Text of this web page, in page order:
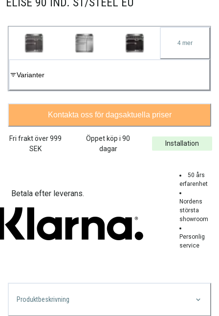
4 mer
Varianter
Kontakta oss för dagsaktuella priser
Fri frakt över999
SEK
Öppet köp i 90
dagar
Installation
Betala efter leverans.
50 års
erfarenhet
Nordens
största
showroom
Personlig
service
Produktbeskrivning